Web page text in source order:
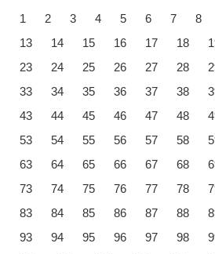
1 2 3 4 5 6 7 8
13
14 15 16 17 18
23
24 25 26 27 28
33
34 35 36 37 38
43
44 45 46 47 48
53
54 55 56 57 58
63
64 65 66 67 68
73
74 75 76 77 78
83
84 85 86 87 88
93
94 95 96 97 98